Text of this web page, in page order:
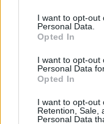
I want to opt-out
Personal Data.
Opted In
I want to opt-out
Personal Data
Opted In
I want to opt-out
Retention, Sale,
Personal Data
ΕΟΔΥ: Σε ύφεση
επτά νέες